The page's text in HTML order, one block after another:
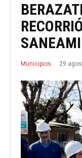
Municipios 29